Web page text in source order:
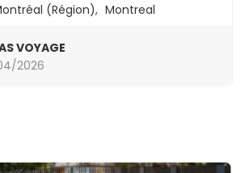
(Région), Montreal
VOYAGE
2026